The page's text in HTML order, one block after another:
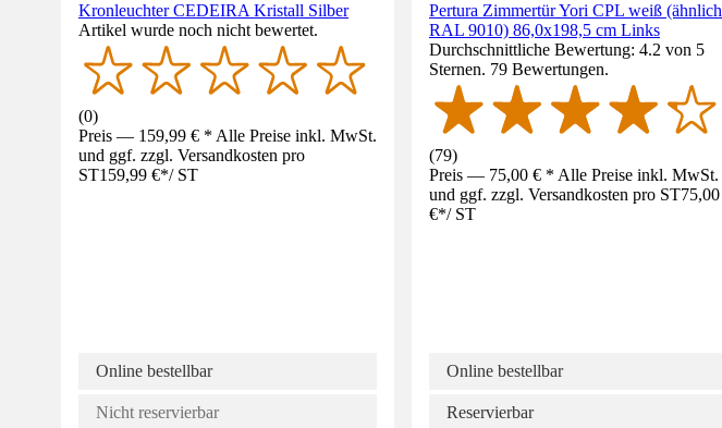
Kronleuchter CEDEIRA Kristall Silber
Artikel wurde noch nicht bewertet.
(0)
Preis — 159,99 € * Alle Preise inkl. MwSt.
und ggf. zzgl. Versandkosten pro
ST159,99 €*/ ST
Online bestellbar
Nicht reservierbar
Pertura Zimmertür Yori CPL weiß (ähnlich
RAL 9010) 86,0x198,5 cm Links
Durchschnittliche Bewertung: 4.2 von 5
Sternen. 79 Bewertungen.
(79)
Preis — 75,00 € * Alle Preise inkl. MwSt.
und ggf. zzgl. Versandkosten pro ST75,00
€*/ ST
Online bestellbar
Reservierbar